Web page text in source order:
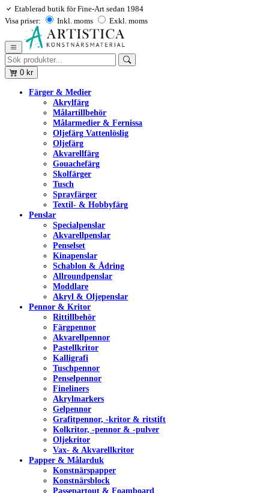
Etablerad butik för Fine-Art sedan 1984
Visa priser:
Inkl. moms Exkl. moms
0 kr
Färger & Medier
Akrylfärg
Målartillbehör
Målarmedier & Fernissa
Oljefärg Vattenlöslig
Oljefärg
Akvarellfärg
Gouachefärg
Skolfärger
Tusch
Sprayfärger
Textil- & Hobbyfärg
Penslar
Specialpenslar
Akvarellpenslar
Penselset
Kinapenslar
Schablon & Ådring
Allroundpenslar
Moddlare
Akryl & Oljepenslar
Pennor & Kritor
Rittillbehör
Färgpennor
Akvarellpennor
Pastellkritor
Kalligrafi
Tuschpennor
Penselpennor
Fineliners
Akrylmarkers
Gelpennor
Grafitpennor, -kritor & ritstift
Kolkritor, -pennor & -pulver
Oljekritor
Vax- & Akvarellkritor
Papper & Målarduk
Konstnärspapper
Konstnärsblock
Passepartout & Foamboard